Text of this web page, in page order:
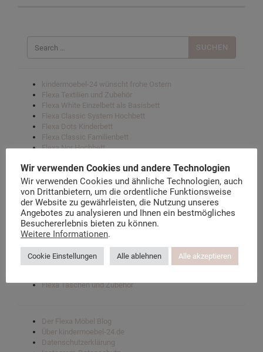
Suchen
nach:
kindermoebel-24 wünscht frohe Ostern
Flexa Textilien und Zubehör
Flexa White Einzelbett als Basisbett
Flexa Classic System Hochbett
Flexa Dots Kinderbett
Flexa Classic Familienbett
Flexa Nor Hochbett
Flexa White Rutschbett
Flexa White mittleres Hochbett
Flexa Popsicle Hochbetten
Flexa Textilien und Zubehör
Flexa’s Ergonomische Schreibtische „Woody“
Flexa Play Impressionen – Hat heute jemand Geburtstag?
Flexa Nackenkissen
Flexa White Spielbetten
Flexa Nor mittlere Hochbetten
Flexa Taschen und Zubehör
Der Flexa Möbel Blog
Über kindermoebel-24.de
Datenschutzerklärung
Wir verwenden Cookies und andere Technologien
Wir verwenden Cookies und ähnliche Technologien, auch
von Drittanbietern, um die ordentliche Funktionsweise
der Website zu gewährleisten, die Nutzung unseres
Angebotes zu analysieren und Ihnen ein bestmögliches
Besuchererlebnis bieten zu können.
Weitere Informationen.
Cookie Einstellungen Alle ablehnen Alle akzeptieren